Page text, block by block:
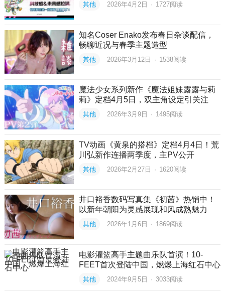
其他 2026年4月2日 · 1727阅读
知名Coser Enako发布春日杂谈配信，
畅聊近况与春季主题造型
其他 2026年3月12日 · 1538阅读
魔法少女系列新作《魔法姐妹露露与莉
莉》定档4月5日，双主角设定引关注
其他 2026年3月9日 · 1495阅读
TV动画《黄泉的搭档》定档4月4日！荒
川弘新作连播两季度，主PV公开
其他 2026年2月27日 · 1620阅读
井口裕香数码写真集《初茜》热销中！
以新年朝阳为灵感展现和风成熟魅力
其他 2026年1月6日 · 1869阅读
电影灌篮高手主题曲乐队首演！10-
FEET首次登陆中国，燃爆上海红石中心
其他 2024年9月5日 · 3033阅读